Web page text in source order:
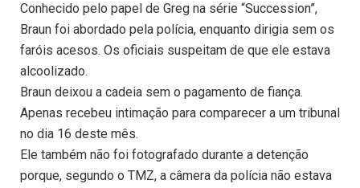
Conhecido pelo papel de Greg na série “Succession”,
Braun foi abordado pela polícia, enquanto dirigia sem os
faróis acesos. Os oficiais suspeitam de que ele estava
alcoolizado.
Braun deixou a cadeia sem o pagamento de fiança.
Apenas recebeu intimação para comparecer a um tribunal
no dia 16 deste mês.
Ele também não foi fotografado durante a detenção
porque, segundo o TMZ, a câmera da polícia não estava